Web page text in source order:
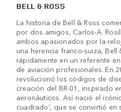
BELL & ROSS
La historia de Bell & Ross
por dos amigos, Carlos-A.
ambos apasionados por la
una herencia franco-suiza, Bell
rápidamente en un referente
de aviación profesionales. En
revolucionó los códigos de
creación del BR-01, inspirado
aeronáuticos. Así nació el
cuadrado', que se convirtió en